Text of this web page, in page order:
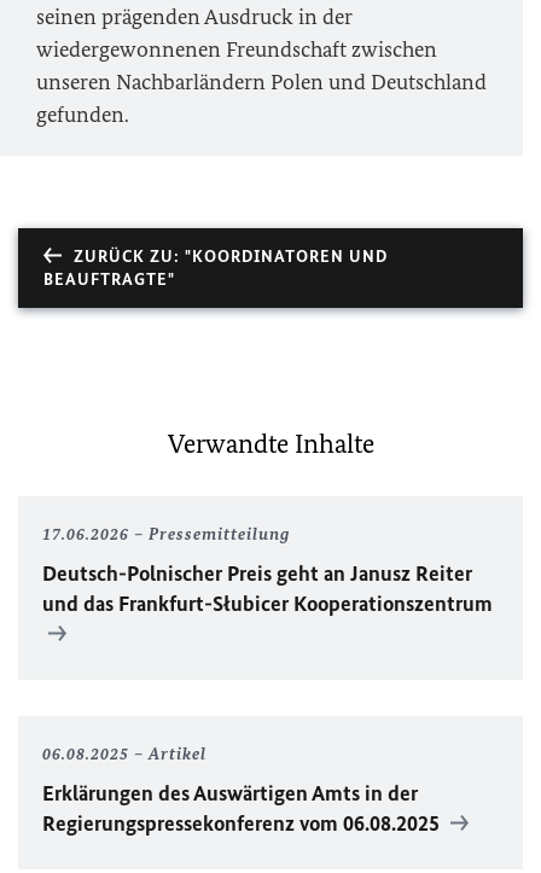
seinen prägenden Ausdruck in der
wiedergewonnenen Freundschaft zwischen
unseren Nachbarländern Polen und Deutschland
gefunden.
ZURÜCK ZU: "KOORDINATOREN UND
BEAUFTRAGTE"
Verwandte Inhalte
17.06.2026 Pressemitteilung
Deutsch-Polnischer Preis geht an Janusz Reiter
und das Frankfurt-Słubicer Kooperationszentrum
06.08.2025 Artikel
Erklärungen des Auswärtigen Amts in der
Regierungspressekonferenz vom 06.08.2025